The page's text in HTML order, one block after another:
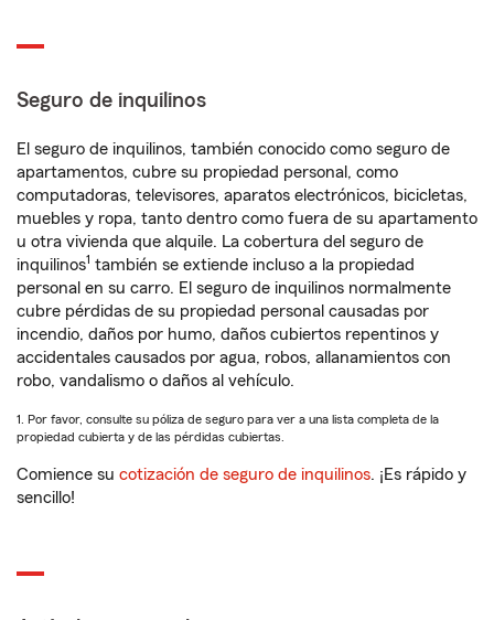
Seguro de inquilinos
El seguro de inquilinos, también conocido como seguro de
apartamentos, cubre su propiedad personal, como
computadoras, televisores, aparatos electrónicos, bicicletas,
muebles y ropa, tanto dentro como fuera de su apartamento
u otra vivienda que alquile. La cobertura del seguro de
inquilinos1 también se extiende incluso a la propiedad
personal en su carro. El seguro de inquilinos normalmente
cubre pérdidas de su propiedad personal causadas por
incendio, daños por humo, daños cubiertos repentinos y
accidentales causados por agua, robos, allanamientos con
robo, vandalismo o daños al vehículo.
1. Por favor, consulte su póliza de seguro para ver a una lista completa de la
propiedad cubierta y de las pérdidas cubiertas.
Comience su cotización de seguro de inquilinos. ¡Es rápido y
sencillo!